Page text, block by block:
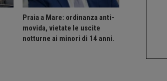
Praia a Mare: ordinanza anti-
movida, vietate le uscite
notturne ai minori di 14 anni.